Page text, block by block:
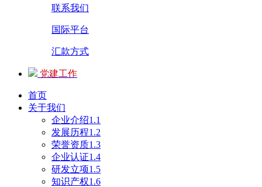
联系我们
国际平台
汇款方式
党建工作
首页
关于我们
企业介绍1.1
发展历程1.2
荣誉资质1.3
企业认证1.4
研发立项1.5
知识产权1.6